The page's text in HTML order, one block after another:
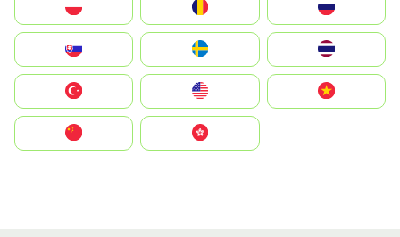
United States
中國香港特別行政區